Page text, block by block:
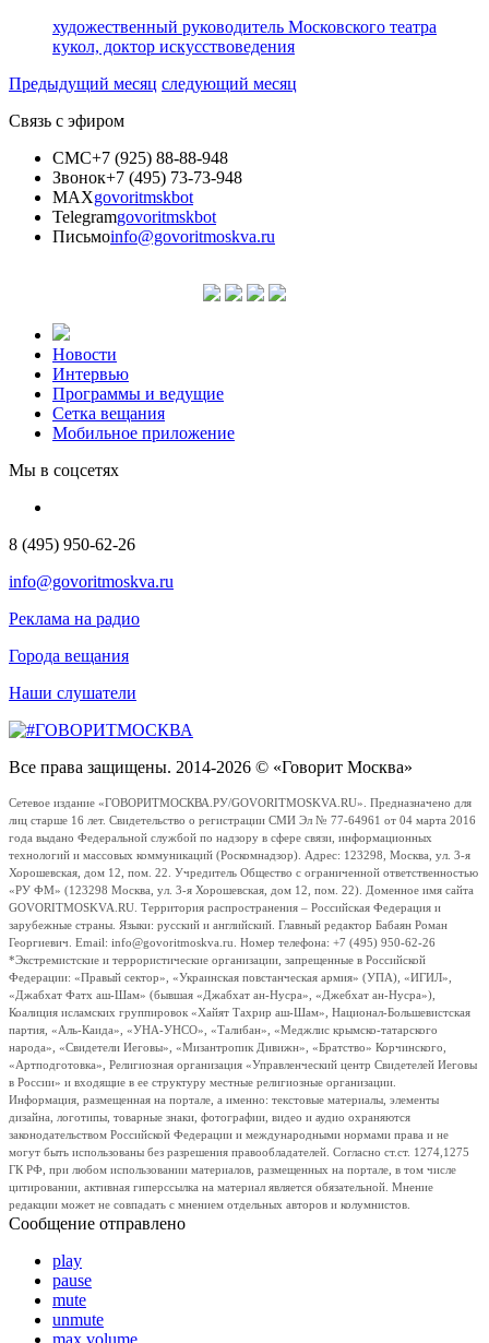
художественный руководитель Московского театра
кукол, доктор искусствоведения
Предыдущий месяц следующий месяц
Связь с эфиром
СМС+7 (925) 88-88-948
Звонок+7 (495) 73-73-948
MAXgovoritmskbot
Telegramgovoritmskbot
Письмоinfo@govoritmoskva.ru
Новости
Интервью
Программы и ведущие
Сетка вещания
Мобильное приложение
Мы в соцсетях
8 (495) 950-62-26
info@govoritmoskva.ru
Реклама на радио
Города вещания
Наши слушатели
Все права защищены. 2014-2026 © «Говорит Москва»
Сетевое издание «ГОВОРИТМОСКВА.РУ/GOVORITMOSKVA.RU». Предназначено для
лиц старше 16 лет. Свидетельство о регистрации СМИ Эл № 77-64961 от 04 марта 2016
года выдано Федеральной службой по надзору в сфере связи, информационных
технологий и массовых коммуникаций (Роскомнадзор). Адрес: 123298, Москва, ул. 3-я
Хорошевская, дом 12, пом. 22. Учредитель Общество с ограниченной ответственностью
«РУ ФМ» (123298 Москва, ул. 3-я Хорошевская, дом 12, пом. 22). Доменное имя сайта
GOVORITMOSKVA.RU. Территория распространения – Российская Федерация и
зарубежные страны. Языки: русский и английский. Главный редактор Бабаян Роман
Георгиевич. Email: info@govoritmoskva.ru. Номер телефона: +7 (495) 950-62-26
*Экстремистские и террористические организации, запрещенные в Российской
Федерации: «Правый сектор», «Украинская повстанческая армия» (УПА), «ИГИЛ»,
«Джабхат Фатх аш-Шам» (бывшая «Джабхат ан-Нусра», «Джебхат ан-Нусра»),
Коалиция исламских группировок «Хайят Тахрир аш-Шам», Национал-Большевистская
партия, «Аль-Каида», «УНА-УНСО», «Талибан», «Меджлис крымско-татарского
народа», «Свидетели Иеговы», «Мизантропик Дивижн», «Братство» Корчинского,
«Артподготовка», Религиозная организация «Управленческий центр Свидетелей Иеговы
в России» и входящие в ее структуру местные религиозные организации.
Информация, размещенная на портале, а именно: текстовые материалы, элементы
дизайна, логотипы, товарные знаки, фотографии, видео и аудио охраняются
законодательством Российской Федерации и международными нормами права и не
могут быть использованы без разрешения правообладателей. Согласно ст.ст. 1274,1275
ГК РФ, при любом использовании материалов, размещенных на портале, в том числе
цитировании, активная гиперссылка на материал является обязательной. Мнение
редакции может не совпадать с мнением отдельных авторов и колумнистов.
Сообщение отправлено
play
pause
mute
unmute
max volume